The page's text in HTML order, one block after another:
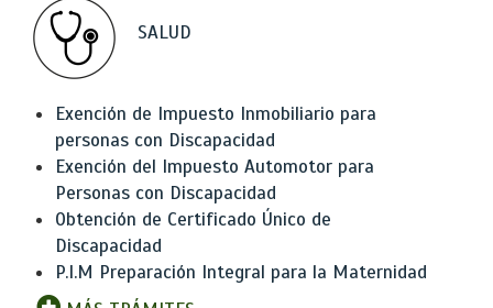
SALUD
Exención de Impuesto Inmobiliario para
personas con Discapacidad
Exención del Impuesto Automotor para
Personas con Discapacidad
Obtención de Certificado Único de
Discapacidad
P.I.M Preparación Integral para la Maternidad